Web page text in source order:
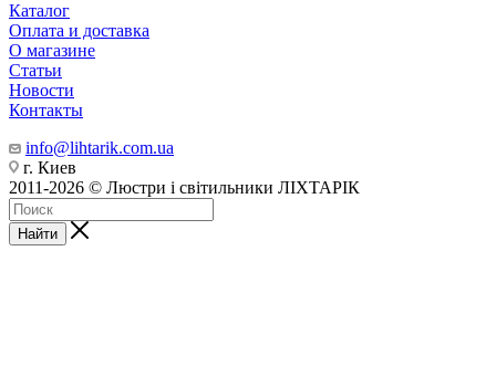
Каталог
Оплата и доставка
О магазине
Статьи
Новости
Контакты
info@lihtarik.com.ua
г. Киев
2011-2026 © Люстри і світильники ЛІХТАРІК
Найти